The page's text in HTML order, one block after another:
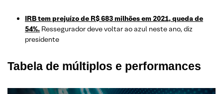
IRB tem prejuízo de R$ 683 milhões em 2021, queda de
54%. Ressegurador deve voltar ao azul neste ano, diz
presidente
Tabela de múltiplos e performances